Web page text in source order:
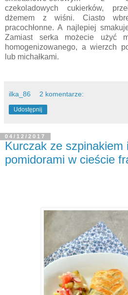
czekoladowych cukierków,
dżemem z wiśni. Ciasto
pracochłonne. A najlepiej
Zamiast serka możecie użyć
homogenizowanego, a wierzch
lub michałkami.
ilka_86 2 komentarze:
Udostępnij
04/12/2017
Kurczak ze szpinakiem
pomidorami w cieście